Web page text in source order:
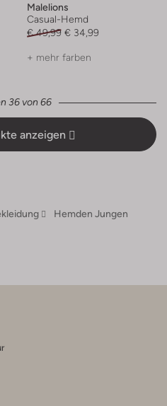
Malelions
Casual-Hemd
€ 49,99 € 34,99
+ mehr farben
36 von 66
anzeigen
Hemden Jungen